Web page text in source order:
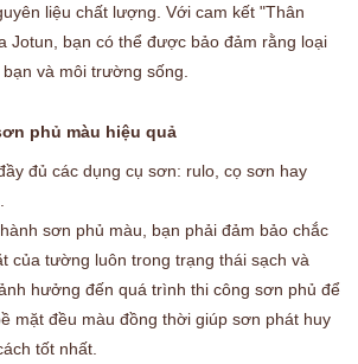
liệu chất lượng. Với cam kết "Thân
Jotun, bạn có thể được bảo đảm rằng loại
và môi trường sống.
phủ màu hiệu quả
đủ các dụng cụ sơn: rulo, cọ sơn hay
sơn phủ màu, bạn phải đảm bảo chắc
của tường luôn trong trạng thái sạch và
hưởng đến quá trình thi công sơn phủ để
mặt đều màu đồng thời giúp sơn phát huy
tốt nhất.